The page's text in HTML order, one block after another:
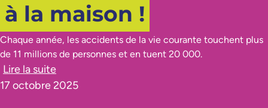
à la maison !
Chaque année, les accidents de la vie courante touchent plus
de 11 millions de personnes et en tuent 20 000.
Lire la suite
17 octobre 2025